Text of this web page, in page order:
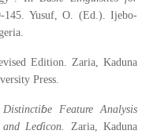
Yusuf, O. (Ed.). Ijebo-
Edition. Zaria, Kaduna
Press.
ɓe Feature Analysis
and Leɗicon.
Zaria, Kaduna